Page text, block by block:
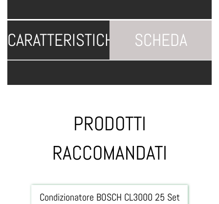
CARATTERISTICHE
SCHEDA
PRODOTTI
RACCOMANDATI
Condizionatore BOSCH CL3000 25 Set